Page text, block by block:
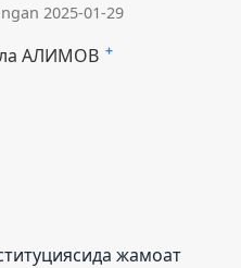
2025-01-29
АЛИМОВ +
жамоат